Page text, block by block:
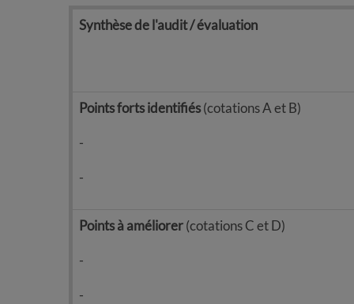
Synthèse de l'audit / évaluation
Points forts identifiés(cotations A et B)
-
-
Points à améliorer(cotations C et D)
-
-